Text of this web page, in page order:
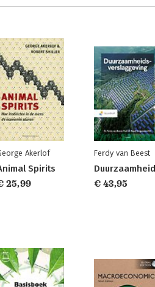
Akerlof
Spirits
25,99
Ferdy van Beest
€ 43,95